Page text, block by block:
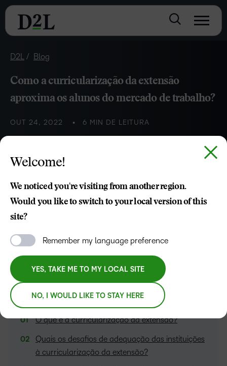
D2L Blog
Como a curricularização da extensão
aproxima os alunos do mercado de trabalho?
OUT 24, 2022 6 MIN DE LEITURA
educação corporativa e quais os principais benefícios da
O que é a curricularização da extensão?
Quais os desafios de adequação das instituições
à curricularização da extensão?
Welcome!
We noticed you're visiting from another region.
Would you like to switch to your local version of this
site?
Remember my language preference
YES, TAKE ME TO MY LOCAL SITE
NO, I WOULD LIKE TO STAY HERE